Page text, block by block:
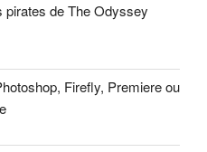
pirates de The Odyssey
Firefly, Premiere ou